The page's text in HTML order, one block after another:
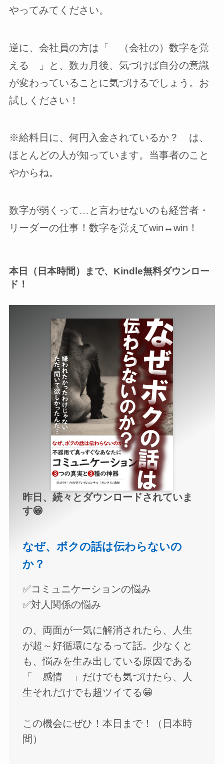
やってみてください。
逆に、会社員の方は「 （会社の）数字を覚
える 」と、数カ月後、気づけば自分の意識
が変わっていることに気づけるでしょう。お
試しください！
※給料日に、何円入金されているか？ は、
ほとんどの人が知っています。当事者のこと
やからね。
数字が弱くって…と言わせないのも経営者・
リーダーの仕事！数字を覚えてwin↔win！
本日（日本時間）まで、Kindle無料ダウンロー
ド！
昨日、続々とダウンロードされていま
す😁
なぜ、ボクの話は伝わらないの
か？
✅コミュニケーションの悩み
✅対人関係の悩み
の、両面が一気に解消されたら、人生
が超～好循環になるって話。少なくと
も、悩みを生み出している原因である
「 感情 」だけでも気づけたら、人
生それだけでも超ツイてる😁
この機会にぜひ！本日まで！（日本時
間）